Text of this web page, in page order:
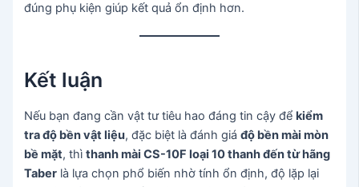
đúng phụ kiện giúp kết quả ổn định hơn.
Kết luận
Nếu bạn đang cần vật tư tiêu hao đáng tin cậy đểkiểm
tra độ bền vật liệu, đặc biệt là đánh giáđộ bền mài mòn
bề mặt, thìthanh mài CS-10F loại 10 thanh đến từ hãng
Taber là lựa chọn phổ biến nhờ tính ổn định, độ lặp lại